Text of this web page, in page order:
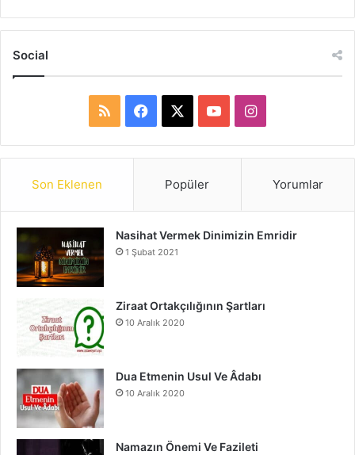
Social
S
a
b
o
o
u
e
I
n
a
r
Son Eklenen Popüler Yorumlar
Nasihat Vermek Dinimizin Emridir
1 Şubat 2021
Ziraat Ortakçılığının Şartları
10 Aralık 2020
Dua Etmenin Usul Ve Âdabı
10 Aralık 2020
Namazın Önemi Ve Fazileti